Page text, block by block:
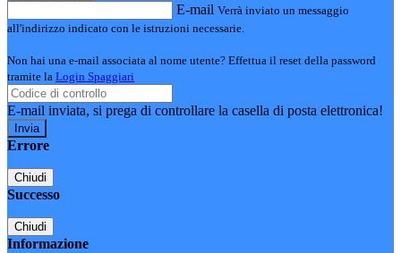
E-mail Verrà inviato un messaggio
all'indirizzo indicato con le istruzioni necessarie.
Non hai una e-mail associata al nome utente? Effettua il reset della password
tramite la Login Spaggiari
E-mail inviata, si prega di controllare la casella di posta elettronica!
Errore
Chiudi
Successo
Chiudi
Informazione